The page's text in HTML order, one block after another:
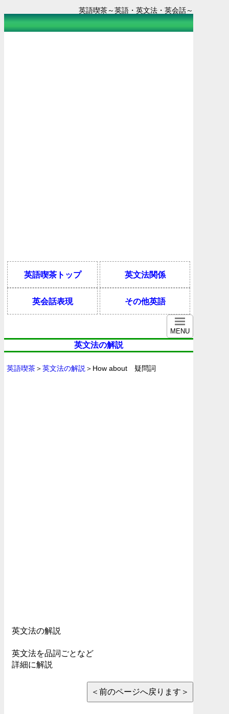
英語喫茶～英語・英文法・英会話～
英語喫茶トップ 英文法関係
英会話表現 その他英語
MENU
英文法の解説
英語喫茶＞英文法の解説 ＞How about 疑問詞
英文法の解説
英文法を品詞ごとなど
詳細に解説